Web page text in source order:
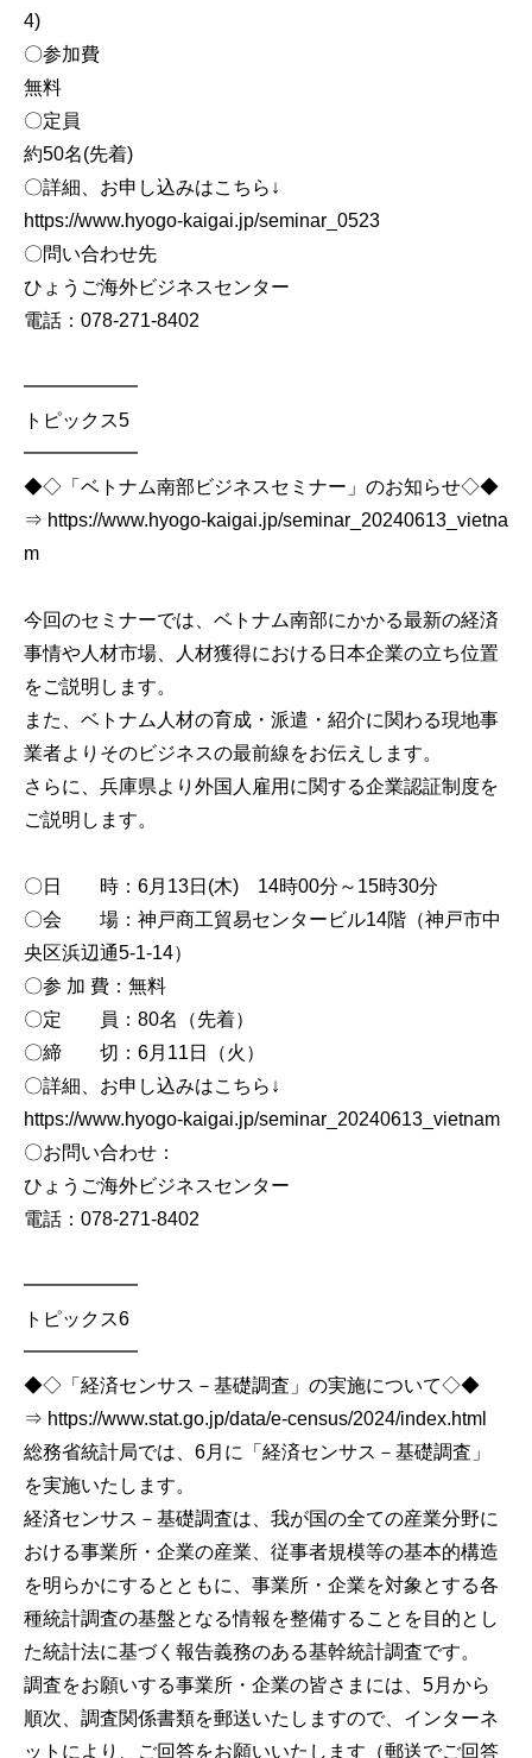
4)
〇参加費
無料
〇定員
約50名(先着)
〇詳細、お申し込みはこちら↓
https://www.hyogo-kaigai.jp/seminar_0523
〇問い合わせ先
ひょうご海外ビジネスセンター
電話：078-271-8402
━━━━━━
トピックス5
━━━━━━
◆◇「ベトナム南部ビジネスセミナー」のお知らせ◇◆
⇒ https://www.hyogo-kaigai.jp/seminar_20240613_vietna
m
今回のセミナーでは、ベトナム南部にかかる最新の経済
事情や人材市場、人材獲得における日本企業の立ち位置
をご説明します。
また、ベトナム人材の育成・派遣・紹介に関わる現地事
業者よりそのビジネスの最前線をお伝えします。
さらに、兵庫県より外国人雇用に関する企業認証制度を
ご説明します。
〇日 時：6月13日(木) 14時00分～15時30分
〇会 場：神戸商工貿易センタービル14階（神戸市中
央区浜辺通5-1-14）
〇参 加 費：無料
〇定 員：80名（先着）
〇締 切：6月11日（火）
〇詳細、お申し込みはこちら↓
https://www.hyogo-kaigai.jp/seminar_20240613_vietnam
〇お問い合わせ：
ひょうご海外ビジネスセンター
電話：078-271-8402
━━━━━━
トピックス6
━━━━━━
◆◇「経済センサス－基礎調査」の実施について◇◆
⇒ https://www.stat.go.jp/data/e-census/2024/index.html
総務省統計局では、6月に「経済センサス－基礎調査」
を実施いたします。
経済センサス－基礎調査は、我が国の全ての産業分野に
おける事業所・企業の産業、従事者規模等の基本的構造
を明らかにするとともに、事業所・企業を対象とする各
種統計調査の基盤となる情報を整備することを目的とし
た統計法に基づく報告義務のある基幹統計調査です。
調査をお願いする事業所・企業の皆さまには、5月から
順次、調査関係書類を郵送いたしますので、インターネ
ットにより、ご回答をお願いいたします（郵送でご回答